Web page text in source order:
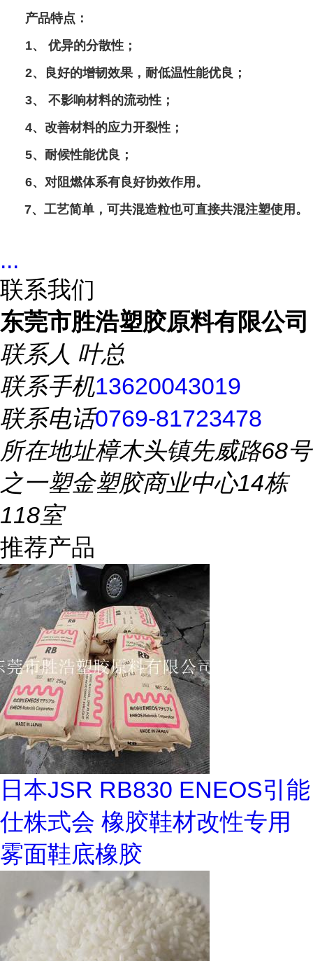
产品特点：
1、 优异的分散性；
2、良好的增韧效果，耐低温性能优良；
3、 不影响材料的流动性；
4、改善材料的应力开裂性；
5、耐候性能优良；
6、对阻燃体系有良好协效作用。
7、工艺简单，可共混造粒也可直接共混注塑使用。
...
联系我们
东莞市胜浩塑胶原料有限公司
联系人 叶总
联系手机13620043019
联系电话0769-81723478
所在地址樟木头镇先威路68号
之一塑金塑胶商业中心14栋
118室
推荐产品
日本JSR RB830 ENEOS引能
仕株式会 橡胶鞋材改性专用
雾面鞋底橡胶